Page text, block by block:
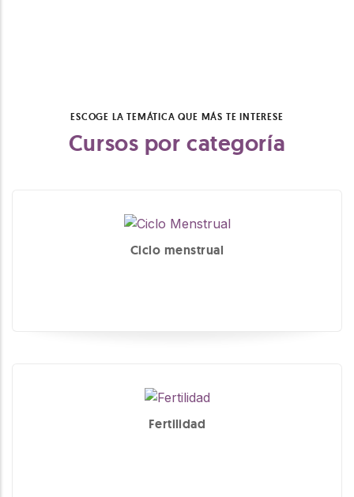
ESCOGE LA TEMÁTICA QUE MÁS TE INTERESE
Cursos por categoría
Ciclo menstrual
Fertilidad